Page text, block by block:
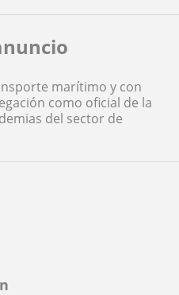
marítimo y con
como oficial de la
del sector de